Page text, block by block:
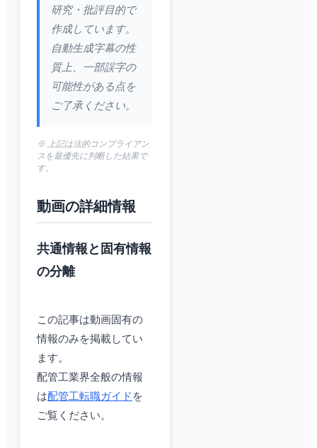
研究・批評目的で
作成しています。
自動生成字幕の性
質上、一部誤字の
可能性がある点を
ご了承ください。
※ 上記は法的コンプライアン
スを最優先に判断した結果で
す。
動画の詳細情報
共通情報と固有情報
の分離
この記事は動画固有の
情報のみを掲載してい
ます。
配管工業界全般の情報
は配管工転職ガイド を
ご覧ください。